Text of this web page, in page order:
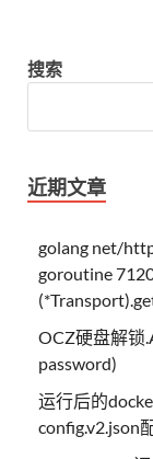
搜索
近期文章
golang net/
goroutine
OCZ硬盘解锁
password)
运行后的
config.v2.json